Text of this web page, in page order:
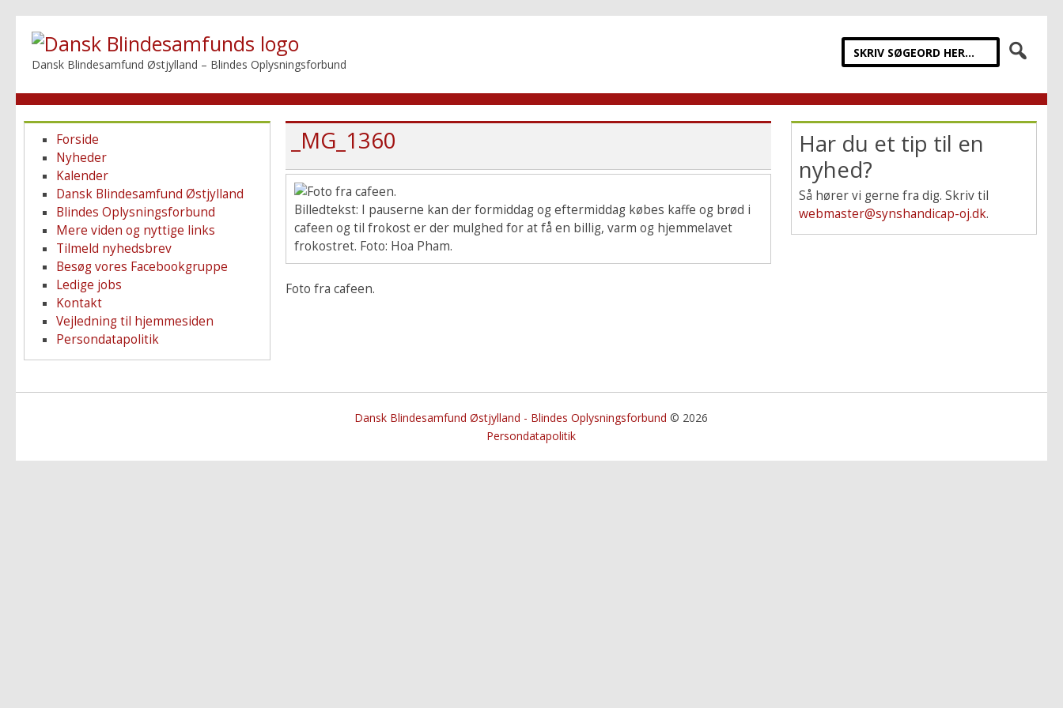
Dansk Blindesamfund Østjylland – Blindes Oplysningsforbund
_MG_1360
Billedtekst: I pauserne kan der formiddag og eftermiddag købes kaffe og brød i
cafeen og til frokost er der mulghed for at få en billig, varm og hjemmelavet
frokostret. Foto: Hoa Pham.
Foto fra cafeen.
Forside
Nyheder
Kalender
Dansk Blindesamfund Østjylland
Blindes Oplysningsforbund
Mere viden og nyttige links
Tilmeld nyhedsbrev
Besøg vores Facebookgruppe
Ledige jobs
Kontakt
Vejledning til hjemmesiden
Persondatapolitik
Har du et tip til en
nyhed?
Så hører vi gerne fra dig. Skriv til
webmaster@synshandicap-oj.dk.
Dansk Blindesamfund Østjylland - Blindes Oplysningsforbund © 2026
Persondatapolitik